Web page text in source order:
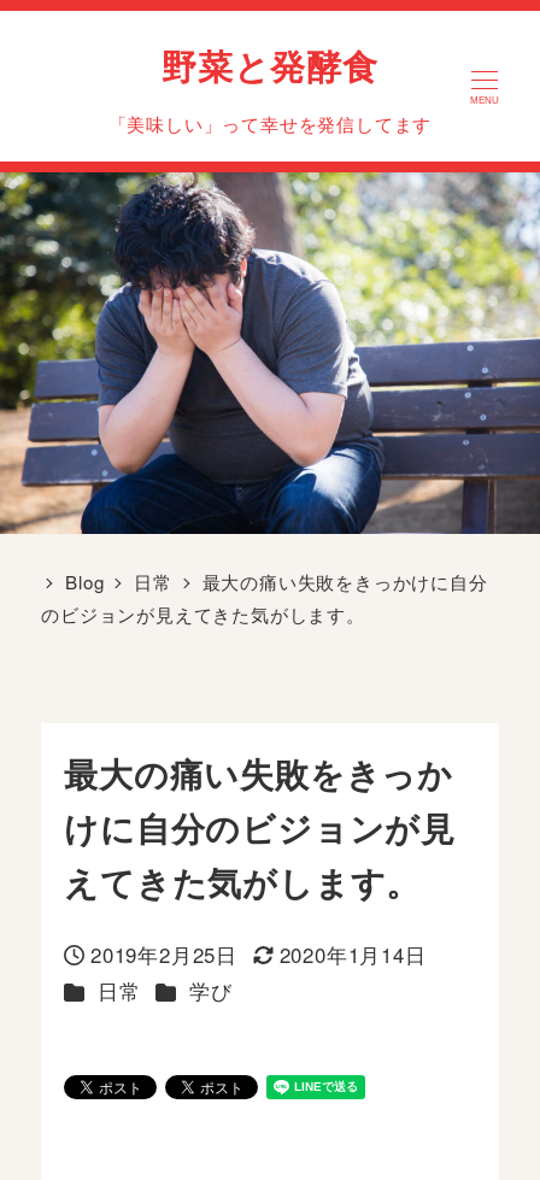
野菜と発酵食
「美味しい」って幸せを発信してます
MENU
Blog 日常
最大の痛い失敗をきっかけに自分
のビジョンが見えてきた気がします。
最大の痛い失敗をきっか
けに自分のビジョンが見
えてきた気がします。
投稿日
2019年2月25日
更新日
2020年1月14日
カテゴリー
日常 カテゴリー
学び